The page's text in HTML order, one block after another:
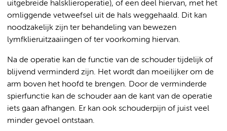
uitgebreide halsklieroperatie), of een deel hiervan, met het
omliggende vetweefsel uit de hals weggehaald. Dit kan
noodzakelijk zijn ter behandeling van bewezen
lymfklieruitzaaiingen of ter voorkoming hiervan.
Na de operatie kan de functie van de schouder tijdelijk of
blijvend verminderd zijn. Het wordt dan moeilijker om de
arm boven het hoofd te brengen. Door de verminderde
spierfunctie kan de schouder aan de kant van de operatie
iets gaan afhangen. Er kan ook schouderpijn of juist veel
minder gevoel ontstaan.